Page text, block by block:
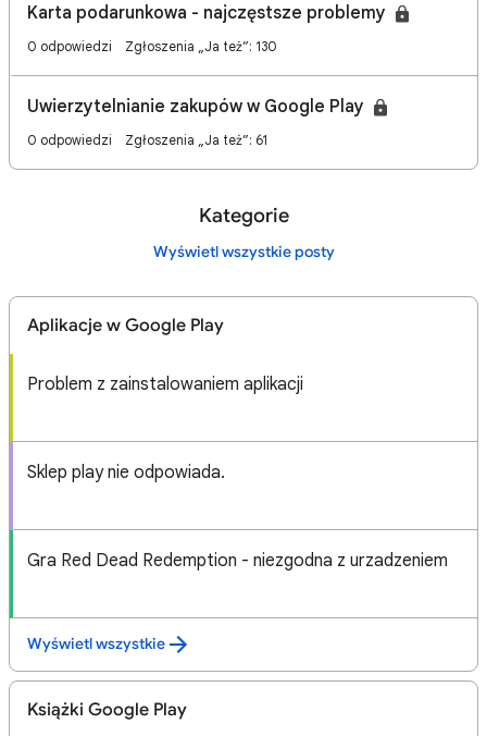
Karta podarunkowa - najczęstsze problemy
0 odpowiedzi Zgłoszenia „Ja też”: 130
Uwierzytelnianie zakupów w Google Play
0 odpowiedzi Zgłoszenia „Ja też”: 61
Kategorie
Wyświetl wszystkie posty
Aplikacje w Google Play
Problem z zainstalowaniem aplikacji
Sklep play nie odpowiada.
Gra Red Dead Redemption - niezgodna z urzadzeniem
Wyświetl wszystkie
Książki Google Play